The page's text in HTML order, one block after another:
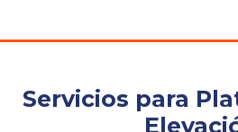
Servicios para